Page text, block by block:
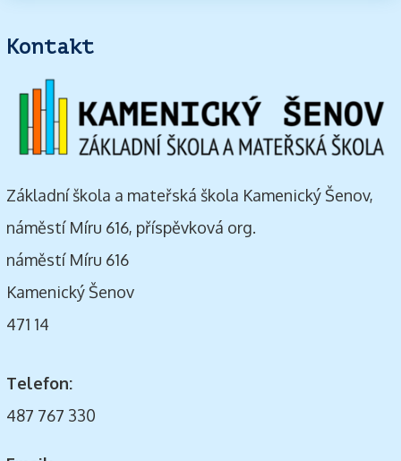
Kontakt
Základní škola a mateřská škola Kamenický Šenov,
náměstí Míru 616, příspěvková org.
náměstí Míru 616
Kamenický Šenov
471 14
Telefon:
487 767 330